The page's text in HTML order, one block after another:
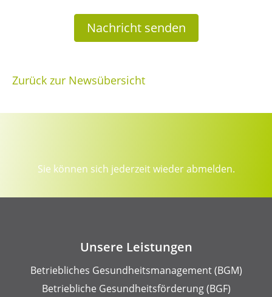
Nachricht senden
Zurück zur Newsübersicht
Sie können sich jederzeit wieder abmelden.
Unsere Leistungen
Betriebliches Gesundheits­management (BGM)
Betriebliche Gesundheits­förderung (BGF)